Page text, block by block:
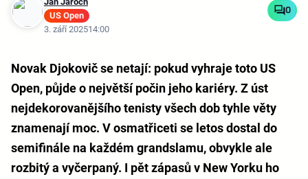
US Open
3. září 202514:00
0
Novak Djokovič se netají: pokud vyhraje toto US
Open, půjde o největší počin jeho kariéry. Z úst
nejdekorovanějšího tenisty všech dob tyhle věty
znamenají moc. V osmatřiceti se letos dostal do
semifinále na každém grandslamu, obvykle ale
rozbitý a vyčerpaný. I pět zápasů v New Yorku ho